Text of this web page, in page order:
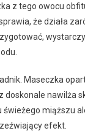
z tego owocu
że działa
Maseczka
doskonale nawilża
świeżego miąższu
efekt.